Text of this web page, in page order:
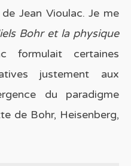
de Jean Vioulac. Je me
Bohr et la physique
formulait certaines
justement aux
du paradigme
de Bohr, Heisenberg,